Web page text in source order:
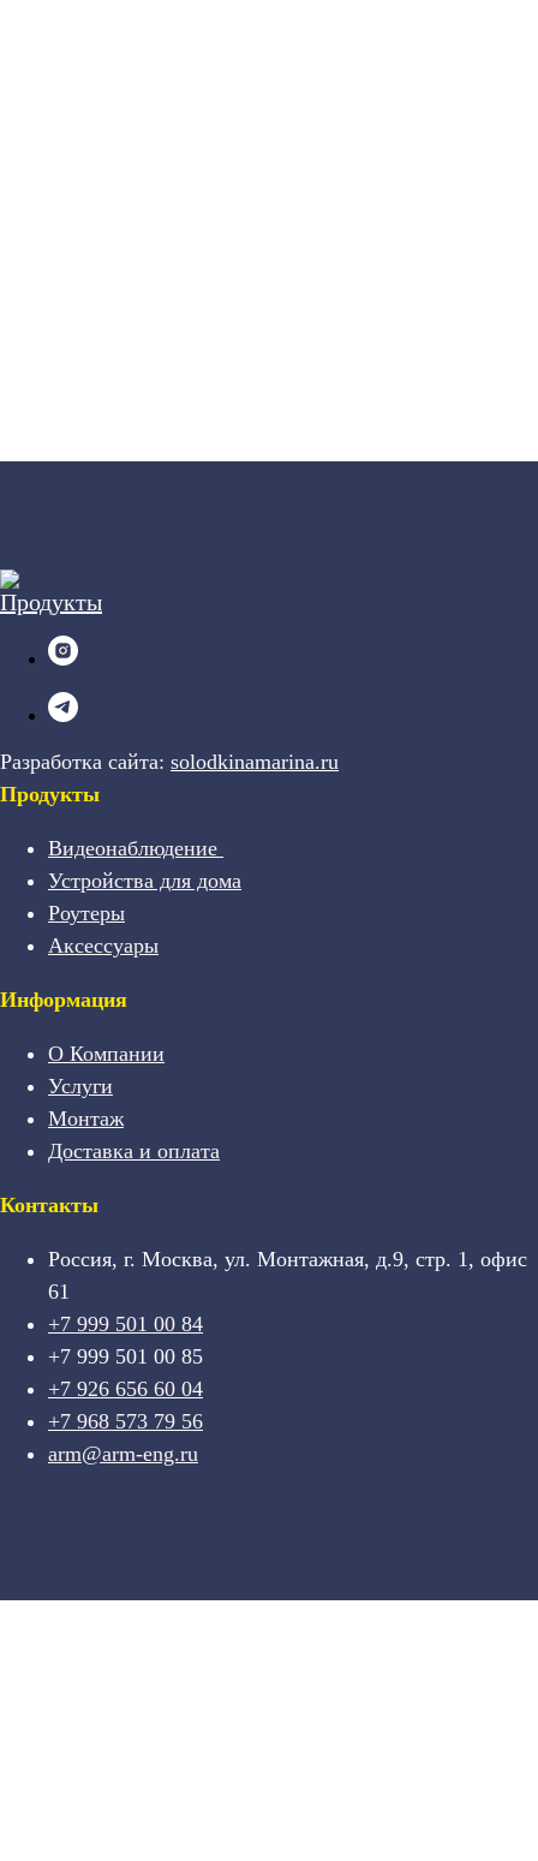
Разработка сайта: solodkinamarina.ru
Продукты
Видеонаблюдение
Устройства для дома
Роутеры
Аксессуары
Информация
О Компании
Услуги
Монтаж
Доставка и оплата
Контакты
Россия, г. Москва, ул. Монтажная, д.9, стр. 1, офис
61
+7 999 501 00 84
+7 999 501 00 85
+7 926 656 60 04
+7 968 573 79 56
arm@arm-eng.ru